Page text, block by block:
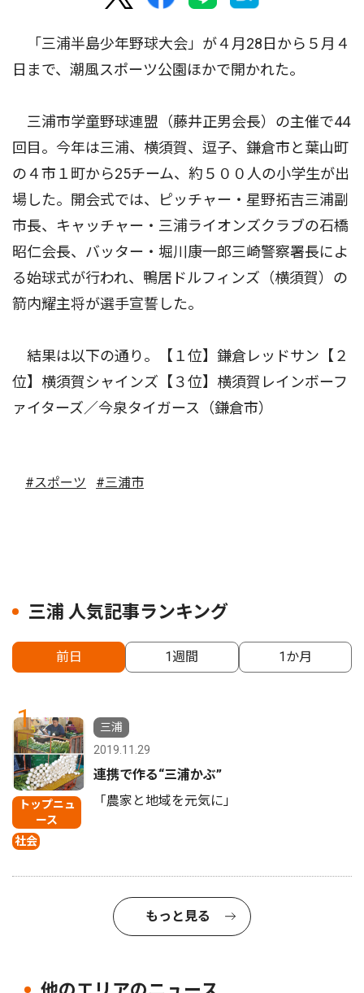
「三浦半島少年野球大会」が４月28日から５月４
日まで、潮風スポーツ公園ほかで開かれた。
三浦市学童野球連盟（藤井正男会長）の主催で44
回目。今年は三浦、横須賀、逗子、鎌倉市と葉山町
の４市１町から25チーム、約５００人の小学生が出
場した。開会式では、ピッチャー・星野拓吉三浦副
市長、キャッチャー・三浦ライオンズクラブの石橋
昭仁会長、バッター・堀川康一郎三崎警察署長によ
る始球式が行われ、鴨居ドルフィンズ（横須賀）の
箭内耀主将が選手宣誓した。
結果は以下の通り。【１位】鎌倉レッドサン【２
位】横須賀シャインズ【３位】横須賀レインボーフ
ァイターズ／今泉タイガース（鎌倉市）
#スポーツ #三浦市
三浦 人気記事ランキング
前日 1週間 1か月
1
トップニュ
ース
社会
三浦
2019.11.29
連携で作る“三浦かぶ”
「農家と地域を元気に」
もっと見る